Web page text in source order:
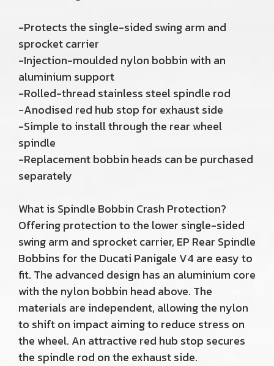
-Protects the single-sided swing arm and
sprocket carrier
-Injection-moulded nylon bobbin with an
aluminium support
-Rolled-thread stainless steel spindle rod
-Anodised red hub stop for exhaust side
-Simple to install through the rear wheel
spindle
-Replacement bobbin heads can be purchased
separately
What is Spindle Bobbin Crash Protection?
Offering protection to the lower single-sided
swing arm and sprocket carrier, EP Rear Spindle
Bobbins for the Ducati Panigale V4 are easy to
fit. The advanced design has an aluminium core
with the nylon bobbin head above. The
materials are independent, allowing the nylon
to shift on impact aiming to reduce stress on
the wheel. An attractive red hub stop secures
the spindle rod on the exhaust side.